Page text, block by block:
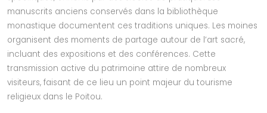
manuscrits anciens conservés dans la bibliothèque
monastique documentent ces traditions uniques. Les moines
organisent des moments de partage autour de l’art sacré,
incluant des expositions et des conférences. Cette
transmission active du patrimoine attire de nombreux
visiteurs, faisant de ce lieu un point majeur du tourisme
religieux dans le Poitou.